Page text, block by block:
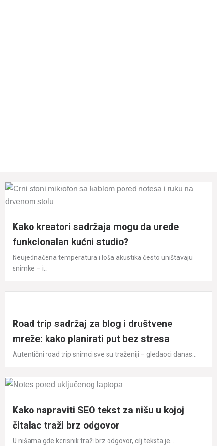
Kako kreatori sadržaja mogu da urede
funkcionalan kućni studio?
Neujednačena temperatura i loša akustika često uništavaju
snimke – i...
Road trip sadržaj za blog i društvene
mreže: kako planirati put bez stresa
Autentični road trip snimci sve su traženiji – gledaoci danas...
Kako napraviti SEO tekst za nišu u kojoj
čitalac traži brz odgovor
U nišama gde korisnik traži brz odgovor, cilj teksta je...